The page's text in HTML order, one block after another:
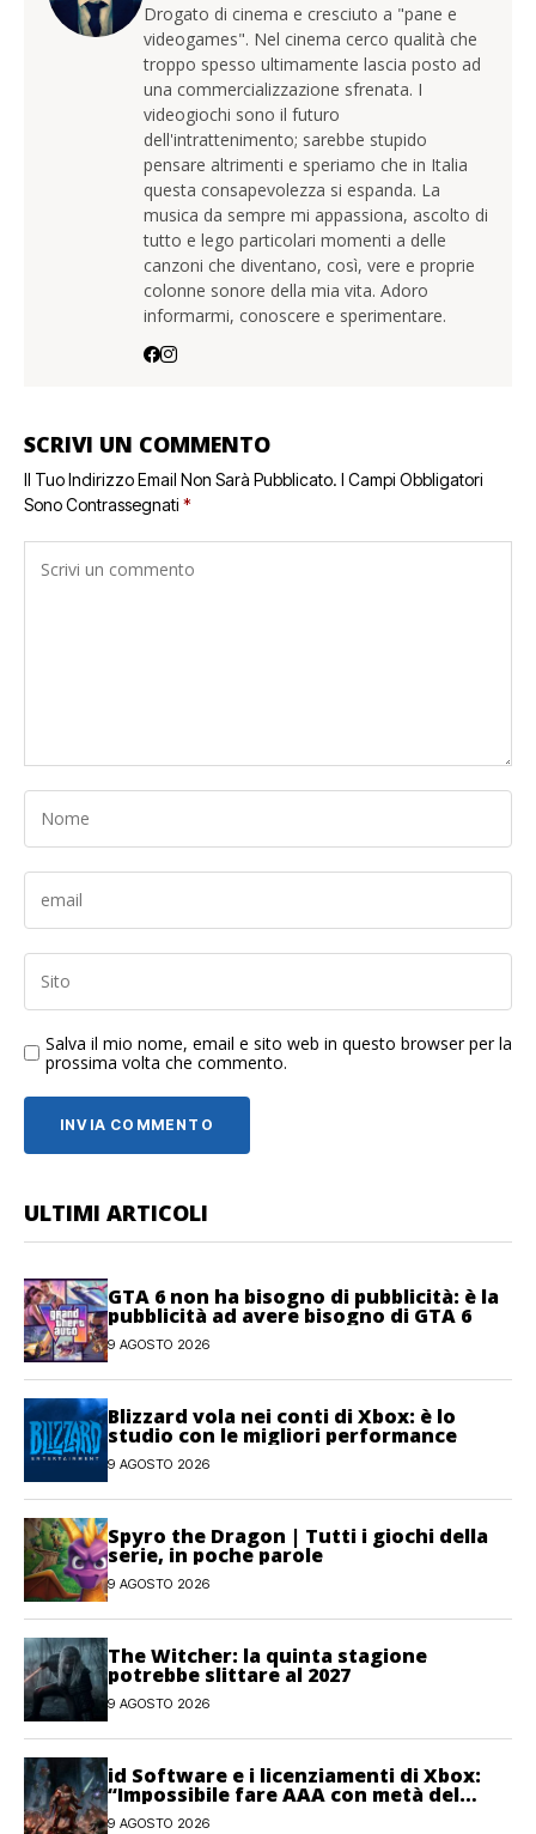
Drogato di cinema e cresciuto a "pane e
videogames". Nel cinema cerco qualità che
troppo spesso ultimamente lascia posto ad
una commercializzazione sfrenata. I
videogiochi sono il futuro
dell'intrattenimento; sarebbe stupido
pensare altrimenti e speriamo che in Italia
questa consapevolezza si espanda. La
musica da sempre mi appassiona, ascolto di
tutto e lego particolari momenti a delle
canzoni che diventano, così, vere e proprie
colonne sonore della mia vita. Adoro
informarmi, conoscere e sperimentare.
SCRIVI UN COMMENTO
Il Tuo Indirizzo Email Non Sarà Pubblicato. I Campi Obbligatori
Sono Contrassegnati *
Salva il mio nome, email e sito web in questo browser per la
prossima volta che commento.
ULTIMI ARTICOLI
GTA 6 non ha bisogno di pubblicità: è la
pubblicità ad avere bisogno di GTA 6
9 AGOSTO 2026
Blizzard vola nei conti di Xbox: è lo
studio con le migliori performance
9 AGOSTO 2026
Spyro the Dragon | Tutti i giochi della
serie, in poche parole
9 AGOSTO 2026
The Witcher: la quinta stagione
potrebbe slittare al 2027
9 AGOSTO 2026
id Software e i licenziamenti di Xbox:
“Impossibile fare AAA con metà del
personale”
9 AGOSTO 2026